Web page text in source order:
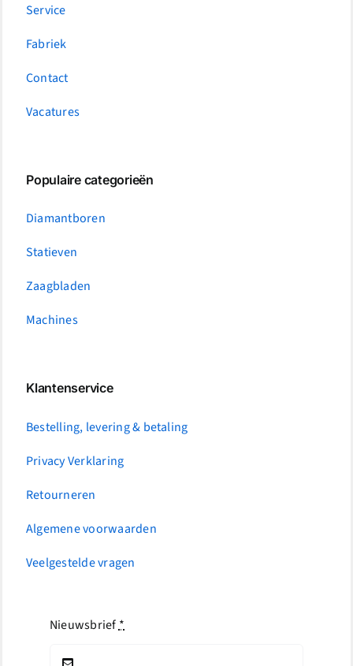
Service
Fabriek
Contact
Vacatures
Populaire categorieën
Diamantboren
Statieven
Zaagbladen
Machines
Klantenservice
Bestelling, levering & betaling
Privacy Verklaring
Retourneren
Algemene voorwaarden
Veelgestelde vragen
Nieuwsbrief*